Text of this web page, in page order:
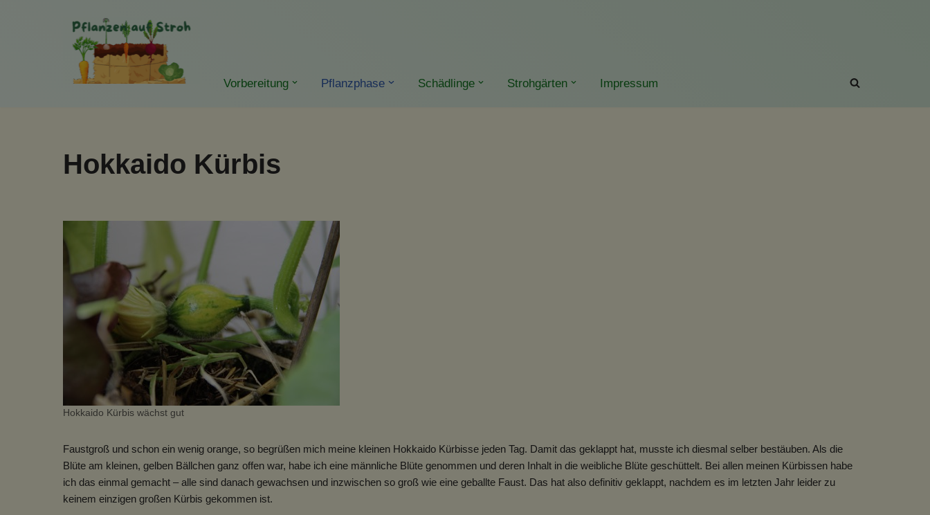
Vorbereitung Pflanzphase Schädlinge Strohgärten Impressum
Hokkaido Kürbis
Hokkaido Kürbis wächst gut
Faustgroß und schon ein wenig orange, so begrüßen mich meine kleinen Hokkaido Kürbisse jeden Tag. Damit das geklappt hat, musste ich diesmal selber bestäuben. Als die
Blüte am kleinen, gelben Bällchen ganz offen war, habe ich eine männliche Blüte genommen und deren Inhalt in die weibliche Blüte geschüttelt. Bei allen meinen Kürbissen habe
ich das einmal gemacht – alle sind danach gewachsen und inzwischen so groß wie eine geballte Faust. Das hat also definitiv geklappt, nachdem es im letzten Jahr leider zu
keinem einzigen großen Kürbis gekommen ist.